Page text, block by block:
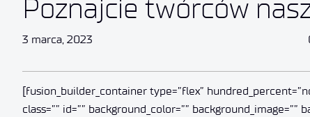
Poznajcie twórców
3 marca, 2023
[fusion_builder_container type=”flex”
class=”” id=”” background_color=””